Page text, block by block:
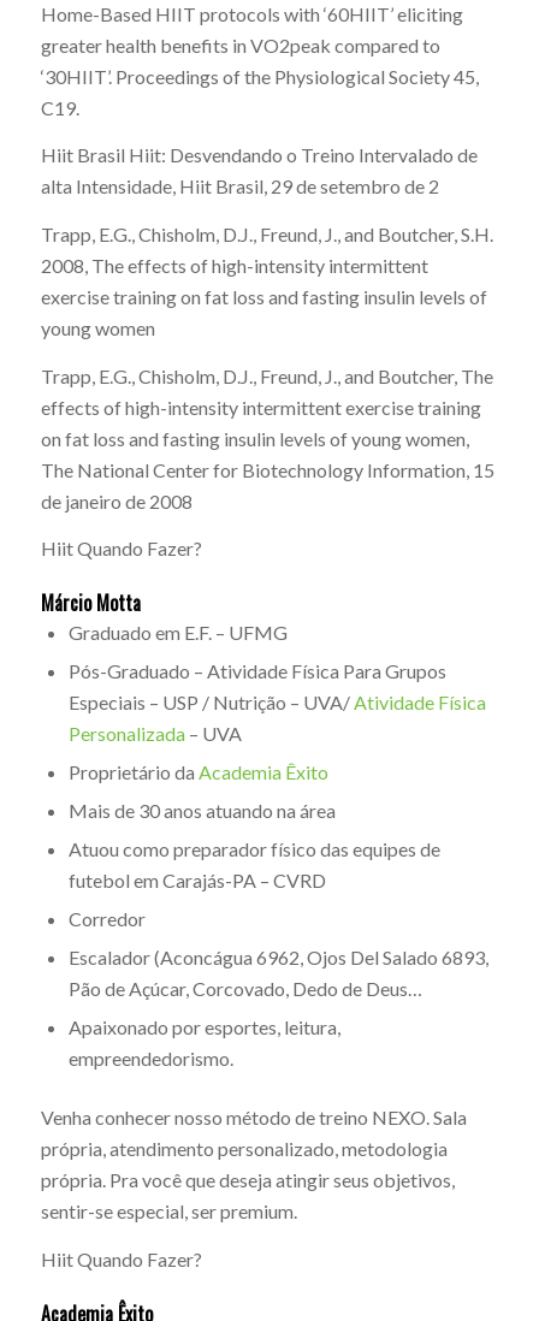
Home-Based HIIT protocols with ‘60HIIT’ eliciting
greater health benefits in VO2peak compared to
‘30HIIT’. Proceedings of the Physiological Society 45,
C19.
Hiit Brasil Hiit: Desvendando o Treino Intervalado de
alta Intensidade, Hiit Brasil, 29 de setembro de 2
Trapp, E.G., Chisholm, D.J., Freund, J., and Boutcher, S.H.
2008, The effects of high-intensity intermittent
exercise training on fat loss and fasting insulin levels of
young women
Trapp, E.G., Chisholm, D.J., Freund, J., and Boutcher, The
effects of high-intensity intermittent exercise training
on fat loss and fasting insulin levels of young women
The National Center for Biotechnology Information, 15
de janeiro de 2008
Hiit Quando Fazer?
Márcio Motta
Graduado em E.F. – UFMG
Pós-Graduado – Atividade Física Para Grupos
Especiais – USP / Nutrição – UVA/Atividade Física
Personalizada– UVA
Proprietário da Academia Êxito
Mais de 30 anos atuando na área
Atuou como preparador físico das equipes de
futebol em Carajás-PA – CVRD
Corredor
Escalador (Aconcágua 6962, Ojos Del Salado 6893,
Pão de Açúcar, Corcovado, Dedo de Deus…
Apaixonado por esportes, leitura,
empreendedorismo.
Venha conhecer nosso método de treino NEXO. Sala
própria, atendimento personalizado, metodologia
própria. Pra você que deseja atingir seus objetivos,
sentir-se especial, ser premium.
Hiit Quando Fazer?
Academia Êxito